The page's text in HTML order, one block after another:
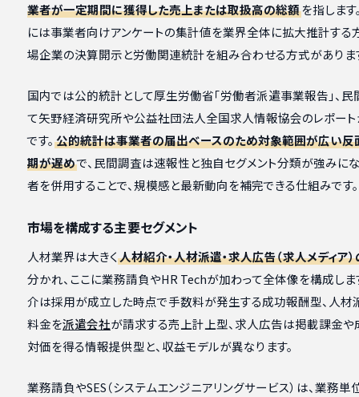
業者が一定期間に獲得した売上または取扱高の総額を指しま
には事業者向けアンケートの集計値を業界全体に拡大推計する
場企業の決算開示と労働関連統計を組み合わせる方式がありま
国内では公的統計として厚生労働省「労働者派遣事業報告」、民
て矢野経済研究所や公益社団法人全国求人情報協会のレポー
です。 公的統計は事業者の届出ベースのため対象範囲が広い反
期が遅めで、民間調査は速報性と独自セグメント分類が強みにな
者を併用することで、規模感と最新動向を補完できる仕組みです。
市場を構成する主要セグメント
人材業界は大きく人材紹介・人材派遣・求人広告（求人メディア
分かれ、ここに業務請負やHR Techが加わって全体像を構成しま
介は採用が成立した時点で手数料が発生する成功報酬型、人材
料金を派遣会社が請求する売上計上型、求人広告は掲載課金
対価を得る情報提供型と、収益モデルが異なります。
業務請負やSES（システムエンジニアリングサービス）は、業務単